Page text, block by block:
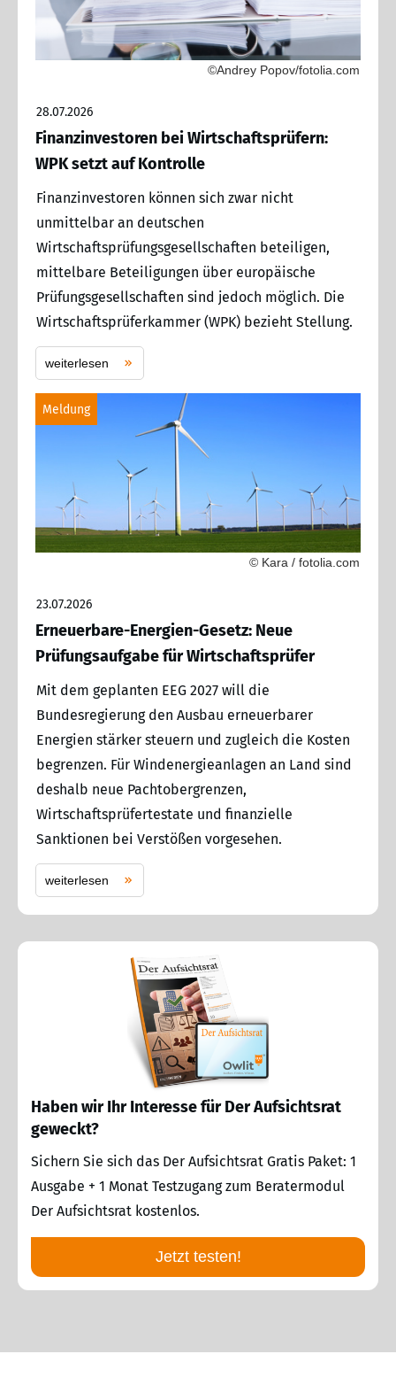
©Andrey Popov/fotolia.com
28.07.2026
Finanzinvestoren bei Wirtschaftsprüfern:
WPK setzt auf Kontrolle
Finanzinvestoren können sich zwar nicht
unmittelbar an deutschen
Wirtschaftsprüfungsgesellschaften beteiligen,
mittelbare Beteiligungen über europäische
Prüfungsgesellschaften sind jedoch möglich. Die
Wirtschaftsprüferkammer (WPK) bezieht Stellung.
weiterlesen
Meldung
© Kara / fotolia.com
23.07.2026
Erneuerbare-Energien-Gesetz: Neue
Prüfungsaufgabe für Wirtschaftsprüfer
Mit dem geplanten EEG 2027 will die
Bundesregierung den Ausbau erneuerbarer
Energien stärker steuern und zugleich die Kosten
begrenzen. Für Windenergieanlagen an Land sind
deshalb neue Pachtobergrenzen,
Wirtschaftsprüfertestate und finanzielle
Sanktionen bei Verstößen vorgesehen.
weiterlesen
Haben wir Ihr Interesse für Der Aufsichtsrat
geweckt?
Sichern Sie sich das Der Aufsichtsrat Gratis Paket: 1
Ausgabe + 1 Monat Testzugang zum Beratermodul
Der Aufsichtsrat kostenlos.
Jetzt testen!